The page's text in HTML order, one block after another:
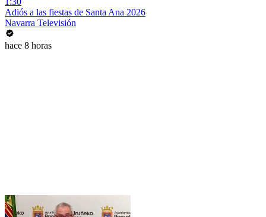
Adiós a las fiestas de Santa Ana 2026
Navarra Televisión
hace 8 horas